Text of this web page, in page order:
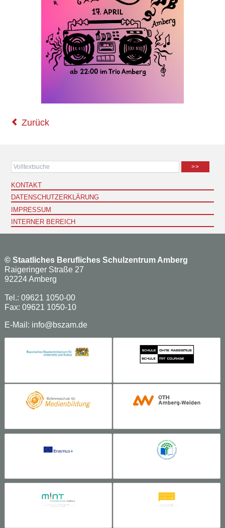
Zurück
>>
KONTAKT
DATENSCHUTZERKLÄRUNG
IMPRESSUM
INTERNER BEREICH
© Staatliches Berufliches Schulzentrum Amberg
Raigeringer Straße 27
92224 Amberg
Tel.: 09621 1050-00
Fax: 09621 1050-10
E-Mail: info@bszam.de